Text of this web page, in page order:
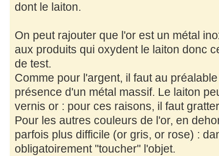
dont le laiton.
On peut rajouter que l'or est un métal
aux produits qui oxydent le laiton donc
de test.
Comme pour l'argent, il faut au
présence d'un métal massif. Le laiton
vernis or : pour ces raisons, il faut
Pour les autres couleurs de l'or, en
parfois plus difficile (or gris, or rose) :
obligatoirement "toucher" l'objet.